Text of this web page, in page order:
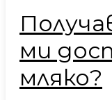
ми
мляко?